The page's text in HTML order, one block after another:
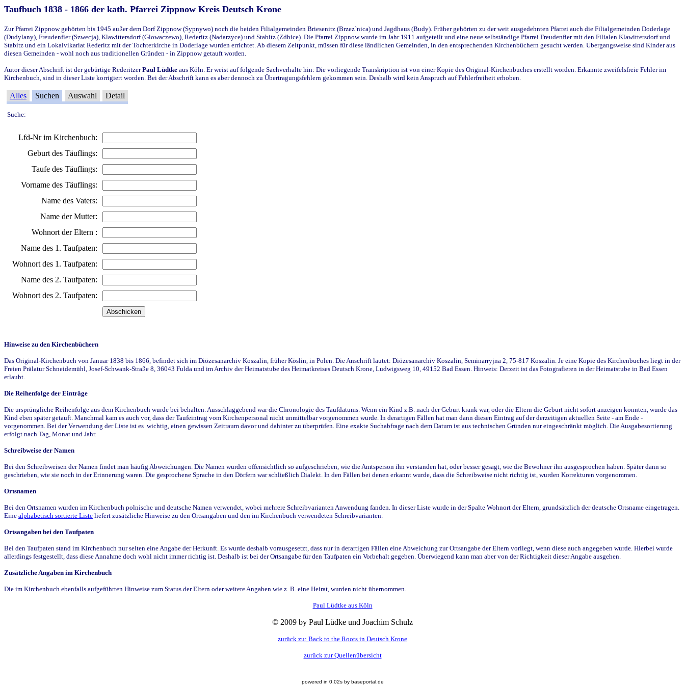
Taufbuch 1838 - 1866 der kath. Pfarrei Zippnow Kreis Deutsch Krone
Zur Pfarrei Zippnow gehörten bis 1945 außer dem Dorf Zippnow (Sypnywo) noch die beiden Filialgemeinden Briesenitz (Brzez`nica) und Jagdhaus (Budy). Früher gehörten zu der weit ausgedehnten Pfarrei auch die Filialgemeinden Doderlage
(Dudylany), Freudenfier (Szwecja), Klawittersdorf (Glowaczewo), Rederitz (Nadarzyce) und Stabitz (Zdbice). Die Pfarrei Zippnow wurde im Jahr 1911 aufgeteilt und eine neue selbständige Pfarrei Freudenfier mit den Filialen Klawittersdorf und
Stabitz und ein Lokalvikariat Rederitz mit der Tochterkirche in Doderlage wurden errichtet. Ab diesem Zeitpunkt, müssen für diese ländlichen Gemeinden, in den entsprechenden Kirchenbüchern gesucht werden. Übergangsweise sind Kinder aus
diesen Gemeinden - wohl noch aus traditionellen Gründen - in Zippnow getauft worden.
Autor dieser Abschrift ist der gebürtige RederitzerPaul Lüdtke aus Köln. Er weist auf folgende Sachverhalte hin: Die vorliegende Transkription ist von einer Kopie des Original-Kirchenbuches erstellt worden. Erkannte zweifelsfreie Fehler im
Kirchenbuch, sind in dieser Liste korrigiert worden. Bei der Abschrift kann es aber dennoch zu Übertragungsfehlern gekommen sein. Deshalb wird kein Anspruch auf Fehlerfreiheit erhoben.
Alles Suchen Auswahl Detail
Suche:
Lfd-Nr im Kirchenbuch:
Geburt des Täuflings:
Taufe des Täuflings:
Vorname des Täuflings:
Name des Vaters:
Name der Mutter:
Wohnort der Eltern :
Name des 1. Taufpaten:
Wohnort des 1. Taufpaten:
Name des 2. Taufpaten:
Wohnort des 2. Taufpaten:
Hinweise zu den Kirchenbüchern
Das Original-Kirchenbuch von Januar 1838 bis 1866, befindet sich im Diözesanarchiv Koszalin, früher Köslin, in Polen. Die Anschrift lautet: Diözesanarchiv Koszalin, Seminarryjna 2, 75-817 Koszalin. Je eine Kopie des Kirchenbuches liegt in der
Freien Prälatur Schneidemühl, Josef-Schwank-Straße 8, 36043 Fulda und im Archiv der Heimatstube des Heimatkreises Deutsch Krone, Ludwigsweg 10, 49152 Bad Essen. Hinweis: Derzeit ist das Fotografieren in der Heimatstube in Bad Essen
erlaubt.
Die Reihenfolge der Einträge
Die ursprüngliche Reihenfolge aus dem Kirchenbuch wurde bei behalten. Ausschlaggebend war die Chronologie des Taufdatums. Wenn ein Kind z.B. nach der Geburt krank war, oder die Eltern die Geburt nicht sofort anzeigen konnten, wurde das
Kind eben später getauft. Manchmal kam es auch vor, dass der Taufeintrag vom Kirchenpersonal nicht unmittelbar vorgenommen wurde. In derartigen Fällen hat man dann diesen Eintrag auf der derzeitigen aktuellen Seite - am Ende -
vorgenommen. Bei der Verwendung der Liste ist es wichtig, einen gewissen Zeitraum davor und dahinter zu überprüfen. Eine exakte Suchabfrage nach dem Datum ist aus technischen Gründen nur eingeschränkt möglich. Die Ausgabesortierung
erfolgt nach Tag, Monat und Jahr.
Schreibweise der Namen
Bei den Schreibweisen der Namen findet man häufig Abweichungen. Die Namen wurden offensichtlich so aufgeschrieben, wie die Amtsperson ihn verstanden hat, oder besser gesagt, wie die Bewohner ihn ausgesprochen haben. Später dann so
geschrieben, wie sie noch in der Erinnerung waren. Die gesprochene Sprache in den Dörfern war schließlich Dialekt. In den Fällen bei denen erkannt wurde, dass die Schreibweise nicht richtig ist, wurden Korrekturen vorgenommen.
Ortsnamen
Bei den Ortsnamen wurden im Kirchenbuch polnische und deutsche Namen verwendet, wobei mehrere Schreibvarianten Anwendung fanden. In dieser Liste wurde in der Spalte Wohnort der Eltern, grundsätzlich der deutsche Ortsname eingetragen.
Eine alphabetisch sortierte Liste liefert zusätzliche Hinweise zu den Ortsangaben und den im Kirchenbuch verwendeten Schreibvarianten.
Ortsangaben bei den Taufpaten
Bei den Taufpaten stand im Kirchenbuch nur selten eine Angabe der Herkunft. Es wurde deshalb vorausgesetzt, dass nur in derartigen Fällen eine Abweichung zur Ortsangabe der Eltern vorliegt, wenn diese auch angegeben wurde. Hierbei wurde
allerdings festgestellt, dass diese Annahme doch wohl nicht immer richtig ist. Deshalb ist bei der Ortsangabe für den Taufpaten ein Vorbehalt gegeben. Überwiegend kann man aber von der Richtigkeit dieser Angabe ausgehen.
Zusätzliche Angaben im Kirchenbuch
Die im Kirchenbuch ebenfalls aufgeführten Hinweise zum Status der Eltern oder weitere Angaben wie z. B. eine Heirat, wurden nicht übernommen.
Paul Lüdtke aus Köln
© 2009 by Paul Lüdke und Joachim Schulz
zurück zu: Back to the Roots in Deutsch Krone
zurück zur Quellenübersicht
powered in 0.02s by baseportal.de